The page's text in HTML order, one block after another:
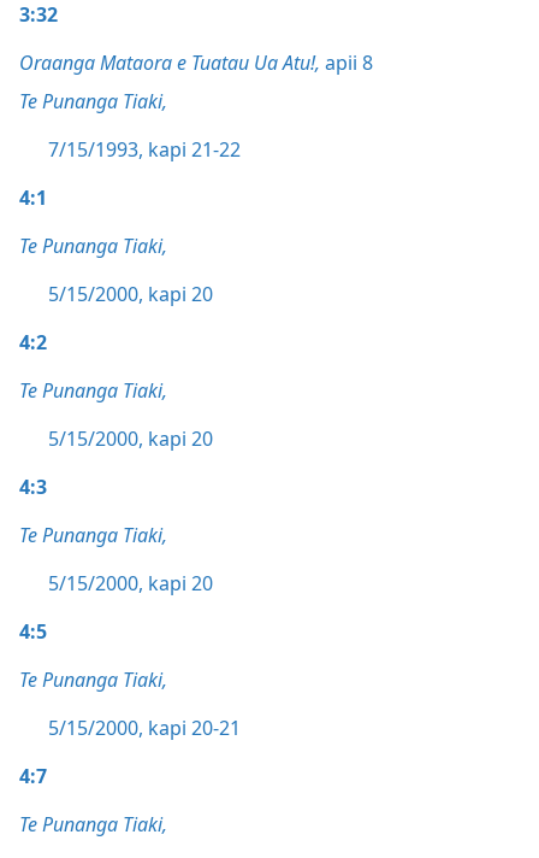
3:32
Oraanga Mataora e Tuatau Ua Atu!, apii 8
Te Punanga Tiaki,
7/15/1993, kapi 21-22
4:1
Te Punanga Tiaki,
5/15/2000, kapi 20
4:2
Te Punanga Tiaki,
5/15/2000, kapi 20
4:3
Te Punanga Tiaki,
5/15/2000, kapi 20
4:5
Te Punanga Tiaki,
5/15/2000, kapi 20-21
4:7
Te Punanga Tiaki,